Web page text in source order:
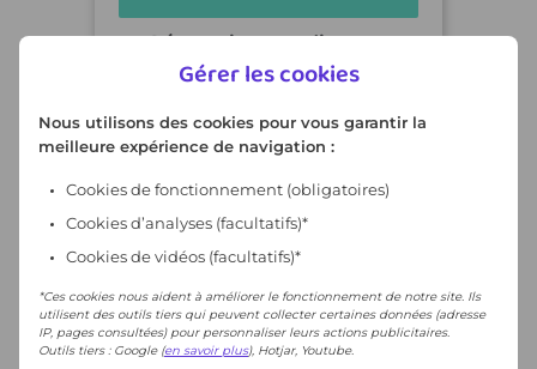
Découvrir son ordinateur
l’apprenant est...
04h30 Débutant
Formation interactive
Fiche résumé
Gérer les cookies
Nous utilisons des cookies pour vous garantir la
meilleure expérience de navigation :
Cookies de fonctionnement (obligatoires)
Cookies d’analyses (facultatifs)*
Cookies de vidéos (facultatifs)*
*Ces cookies nous aident à améliorer le fonctionnement de notre site. Ils
utilisent des outils tiers qui peuvent collecter certaines données (adresse
IP, pages consultées) pour personnaliser leurs actions publicitaires.
Outils tiers : Google (en savoir plus), Hotjar, Youtube.